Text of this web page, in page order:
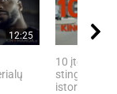
12:25
10 įtemptų,
stingdančių
istorijų